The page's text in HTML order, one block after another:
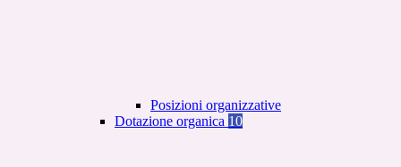
Posizioni organizzative
Dotazione organica 10